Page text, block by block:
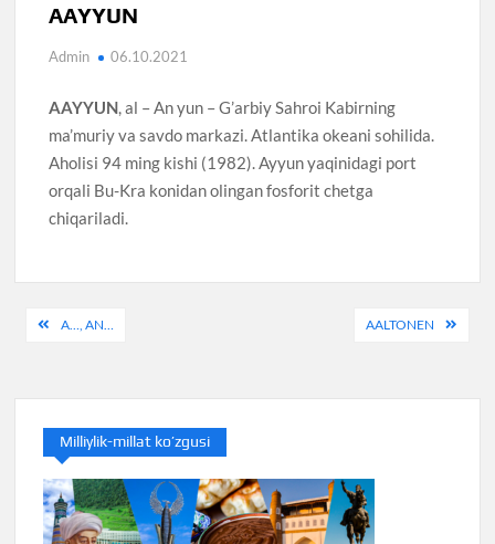
AAYYUN
Admin 06.10.2021
AAYYUN, al – An yun – G’arbiy Sahroi Kabirning
ma’muriy va savdo markazi. Atlantika okeani sohilida.
Aholisi 94 ming kishi (1982). Ayyun yaqinidagi port
orqali Bu-Kra konidan olingan fosforit chetga
chiqariladi.
PostA…, AN… AALTONEN
Milliylik-millat ko’zgusi